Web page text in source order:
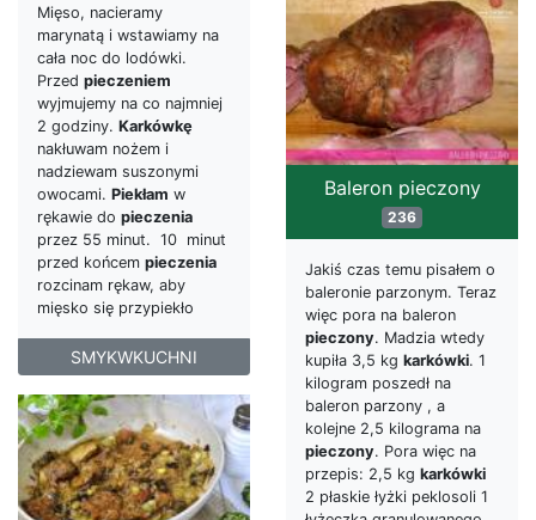
Mięso, nacieramy
marynatą i wstawiamy na
cała noc do lodówki.
Przed pieczeniem
wyjmujemy na co najmniej
2 godziny. Karkówkę
nakłuwam nożem i
nadziewam suszonymi
owocami. Piekłam w
rękawie do pieczenia
przez 55 minut. 10 minut
przed końcem pieczenia
rozcinam rękaw, aby
mięsko się przypiekło
SMYKWKUCHNI
Baleron pieczony
236
Jakiś czas temu pisałem o
baleronie parzonym. Teraz
więc pora na baleron
pieczony. Madzia wtedy
kupiła 3,5 kg karkówki. 1
kilogram poszedł na
baleron parzony , a
kolejne 2,5 kilograma na
pieczony. Pora więc na
przepis: 2,5 kg karkówki
2 płaskie łyżki peklosoli 1